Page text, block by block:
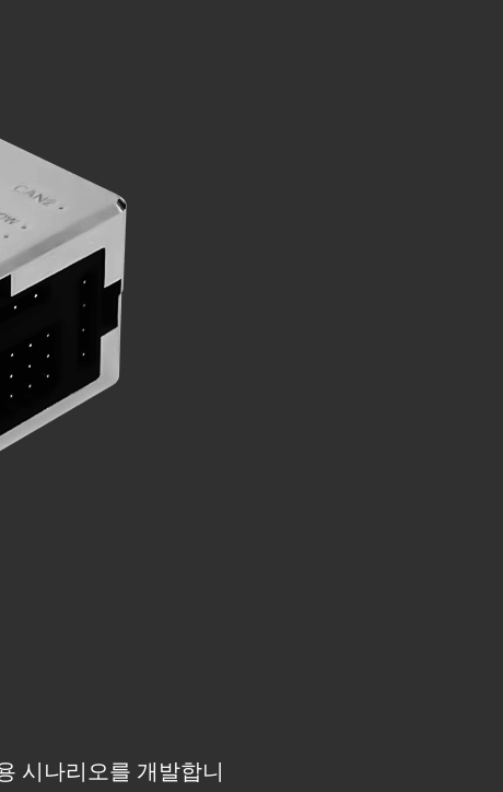
시나리오를 개발합니